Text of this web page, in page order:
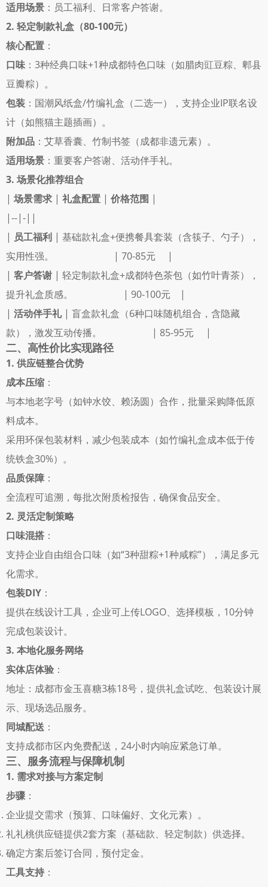
适用场景 ：员工福利、日常客户答谢。
2. 轻定制款礼盒（80-100元）
核心配置 ：
口味：3种经典口味+1种成都特色口味（如腊肉豇豆粽、郫县
豆瓣粽）。
包装 ：国潮风纸盒/竹编礼盒（二选一），支持企业IP联名设
计（如熊猫主题插画）。
附加品 ：艾草香囊、竹制书签（成都非遗元素）。
适用场景 ：重要客户答谢、活动伴手礼。
3. 场景化推荐组合
| 场景需求 | 礼盒配置 | 价格范围 |
|--|-||
| 员工福利 | 基础款礼盒+便携餐具套装（含筷子、勺子），
实用性强。                         | 70-85元     |
| 客户答谢 | 轻定制款礼盒+成都特色茶包（如竹叶青茶），
提升礼盒质感。                     | 90-100元    |
| 活动伴手礼 | 盲盒款礼盒（6种口味随机组合，含隐藏
款），激发互动传播。                     | 85-95元     |
二、高性价比实现路径
1. 供应链整合优势
成本压缩 ：
与本地老字号（如钟水饺、赖汤圆）合作，批量采购降低原
料成本。
采用环保包装材料，减少包装成本（如竹编礼盒成本低于传
统铁盒30%）。
品质保障 ：
全流程可追溯，每批次附质检报告，确保食品安全。
2. 灵活定制策略
口味混搭 ：
支持企业自由组合口味（如“3种甜粽+1种咸粽”），满足多元
化需求。
包装DIY ：
提供在线设计工具，企业可上传LOGO、选择模板，10分钟
完成包装设计。
3. 本地化服务网络
实体店体验 ：
地址：成都市金玉喜糖3栋18号，提供礼盒试吃、包装设计展
示、现场选品服务。
同城配送 ：
支持成都市区内免费配送，24小时内响应紧急订单。
三、服务流程与保障机制
1. 需求对接与方案定制
步骤 ：
企业提交需求（预算、口味偏好、文化元素）。
礼礼桃供应链提供2套方案（基础款、轻定制款）供选择。
确定方案后签订合同，预付定金。
工具支持 ：